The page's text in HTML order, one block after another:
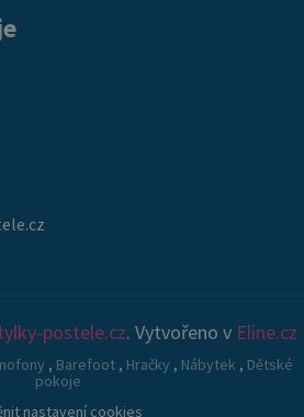
postele.cz. Vytvořeno v Eline.cz
, Barefoot , Hračky , Nábytek , Dětské
pokoje
nastavení cookies